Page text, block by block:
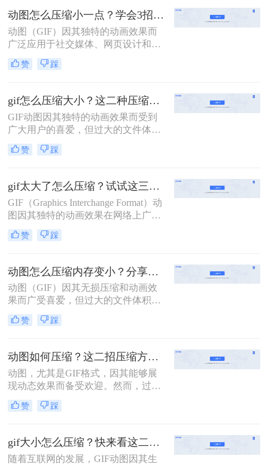
验。因此，掌握有效的GIF压缩技术
变得至关重要。那么动态图怎么压缩
内存大小呢？本文将介绍两种实用的
方法来压缩GIF文件大小。
动图怎么压缩小一点？学会3招搞定压缩gif！
动图（GIF）因其独特的动画效果而
广泛应用于社交媒体、网页设计和广
告宣传等领域。然而，动图文件过大
常常会带来加载缓慢、占用存储空间
呢？本文将介绍三种实用的动图压缩
方法，旨在帮助用户轻松减小动图文
件大小，同时保持较好的图像质量。
赞 踩
gif怎么压缩大小？这二种压缩方法了解一下！
GIF动图因其独特的动画效果而受到
广大用户的喜爱，但过大的文件体积
往往会带来存储和传输上的不便。因
此，压缩GIF动图大小成为了一个常
本文将介绍两种压缩GIF动图大小的
方法。
赞 踩
gif太大了怎么压缩？试试这三种高效压缩方法！
GIF（Graphics Interchange Format）动
图因其独特的动画效果在网络上广泛
应用，但过大的文件体积往往会影响
加载速度和用户体验。因此，对GIF
太大了怎么压缩呢？本文将介绍三种
压缩GIF文件大小的方法。
赞 踩
动图怎么压缩内存变小？分享二个简单有效的操作方法！
动图（GIF）因其无损压缩和动画效
果而广受喜爱，但过大的文件体积可
能会占用过多存储空间，影响网页加
载速度。那么动图怎么压缩内存变小
方法。
赞 踩
动图如何压缩？这二招压缩方法值得看！
动图，尤其是GIF格式，因其能够展
现动态效果而备受欢迎。然而，过大
的动图文件可能会占用较多存储空
间，影响网页加载速度。因此，压缩
何压缩呢？本文将介绍两种动图压缩
的方法。
赞 踩
gif大小怎么压缩？快来看这二个高效压缩方法！
随着互联网的发展，GIF动图因其生